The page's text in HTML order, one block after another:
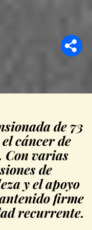
de 73
cáncer de
Con varias
de
y el apoyo
firme
recurrente.